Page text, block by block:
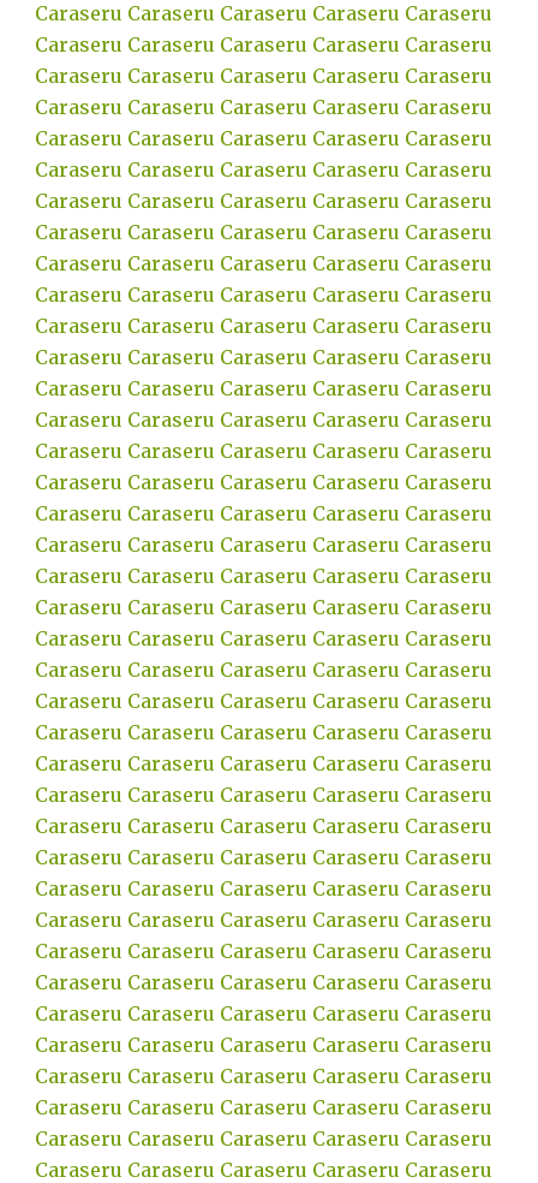
Caraseru Caraseru Caraseru Caraseru Caraseru
Caraseru Caraseru Caraseru Caraseru Caraseru
Caraseru Caraseru Caraseru Caraseru Caraseru
Caraseru Caraseru Caraseru Caraseru Caraseru
Caraseru Caraseru Caraseru Caraseru Caraseru
Caraseru Caraseru Caraseru Caraseru Caraseru
Caraseru Caraseru Caraseru Caraseru Caraseru
Caraseru Caraseru Caraseru Caraseru Caraseru
Caraseru Caraseru Caraseru Caraseru Caraseru
Caraseru Caraseru Caraseru Caraseru Caraseru
Caraseru Caraseru Caraseru Caraseru Caraseru
Caraseru Caraseru Caraseru Caraseru Caraseru
Caraseru Caraseru Caraseru Caraseru Caraseru
Caraseru Caraseru Caraseru Caraseru Caraseru
Caraseru Caraseru Caraseru Caraseru Caraseru
Caraseru Caraseru Caraseru Caraseru Caraseru
Caraseru Caraseru Caraseru Caraseru Caraseru
Caraseru Caraseru Caraseru Caraseru Caraseru
Caraseru Caraseru Caraseru Caraseru Caraseru
Caraseru Caraseru Caraseru Caraseru Caraseru
Caraseru Caraseru Caraseru Caraseru Caraseru
Caraseru Caraseru Caraseru Caraseru Caraseru
Caraseru Caraseru Caraseru Caraseru Caraseru
Caraseru Caraseru Caraseru Caraseru Caraseru
Caraseru Caraseru Caraseru Caraseru Caraseru
Caraseru Caraseru Caraseru Caraseru Caraseru
Caraseru Caraseru Caraseru Caraseru Caraseru
Caraseru Caraseru Caraseru Caraseru Caraseru
Caraseru Caraseru Caraseru Caraseru Caraseru
Caraseru Caraseru Caraseru Caraseru Caraseru
Caraseru Caraseru Caraseru Caraseru Caraseru
Caraseru Caraseru Caraseru Caraseru Caraseru
Caraseru Caraseru Caraseru Caraseru Caraseru
Caraseru Caraseru Caraseru Caraseru Caraseru
Caraseru Caraseru Caraseru Caraseru Caraseru
Caraseru Caraseru Caraseru Caraseru Caraseru
Caraseru Caraseru Caraseru Caraseru Caraseru
Caraseru Caraseru Caraseru Caraseru Caraseru